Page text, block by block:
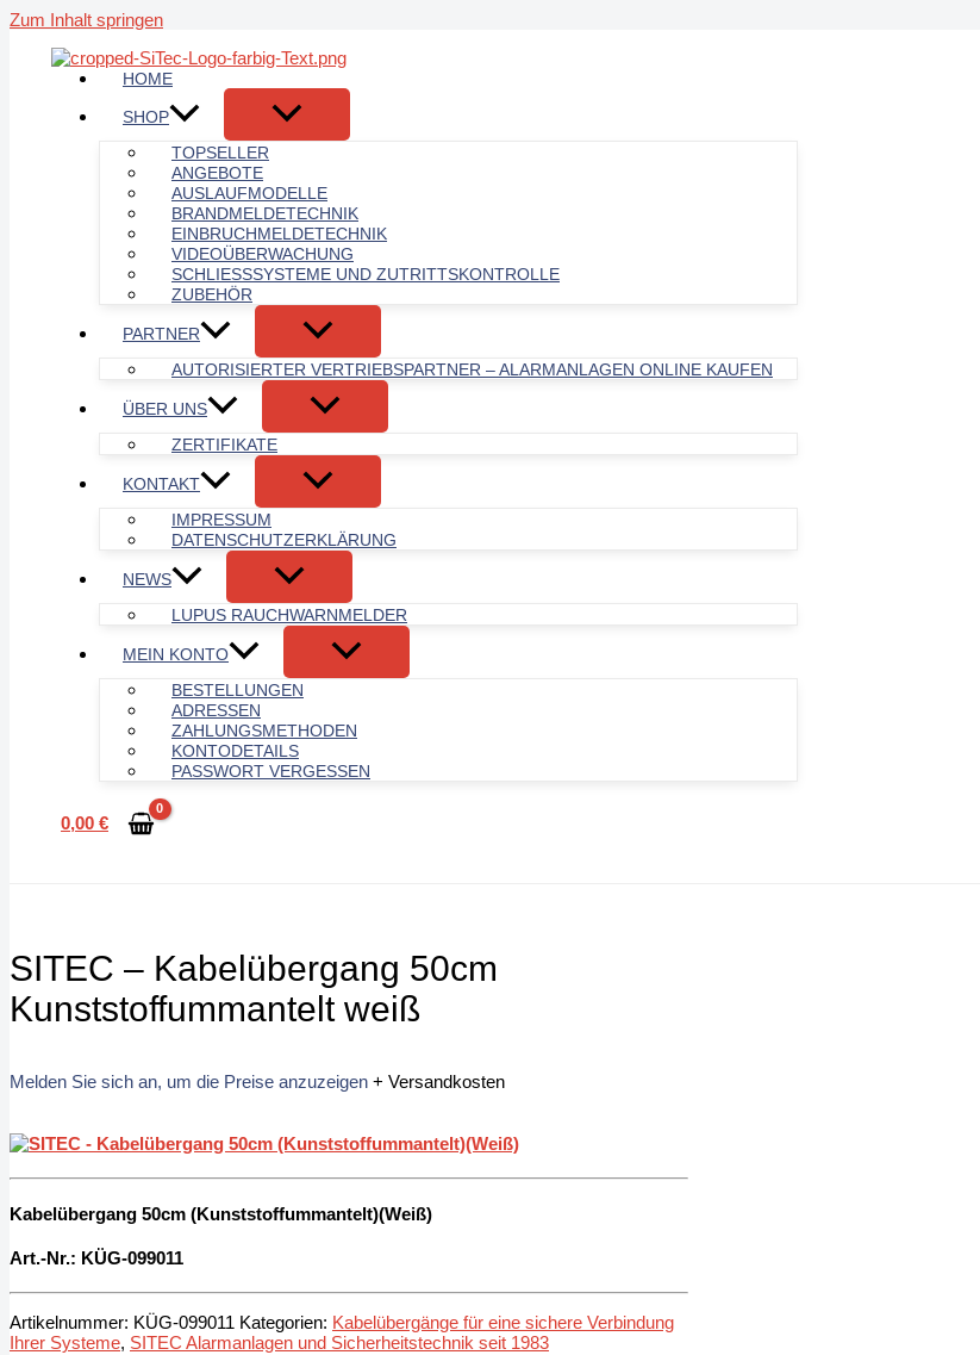
Zum Inhalt springen
HOME
SHOP
TOPSELLER
ANGEBOTE
AUSLAUFMODELLE
BRANDMELDETECHNIK
EINBRUCHMELDETECHNIK
VIDEOÜBERWACHUNG
SCHLIESSSYSTEME UND ZUTRITTSKONTROLLE
ZUBEHÖR
PARTNER
AUTORISIERTER VERTRIEBSPARTNER – ALARMANLAGEN ONLINE KAUFEN
ÜBER UNS
ZERTIFIKATE
KONTAKT
IMPRESSUM
DATENSCHUTZERKLÄRUNG
NEWS
LUPUS RAUCHWARNMELDER
MEIN KONTO
BESTELLUNGEN
ADRESSEN
ZAHLUNGSMETHODEN
KONTODETAILS
PASSWORT VERGESSEN
0,00 €
SITEC – Kabelübergang 50cm
Kunststoffummantelt weiß
Melden Sie sich an, um die Preise anzuzeigen + Versandkosten
Kabelübergang 50cm (Kunststoffummantelt)(Weiß)
Art.-Nr.: KÜG-099011
Artikelnummer: KÜG-099011 Kategorien: Kabelübergänge für eine sichere Verbindung
Ihrer Systeme, SITEC Alarmanlagen und Sicherheitstechnik seit 1983